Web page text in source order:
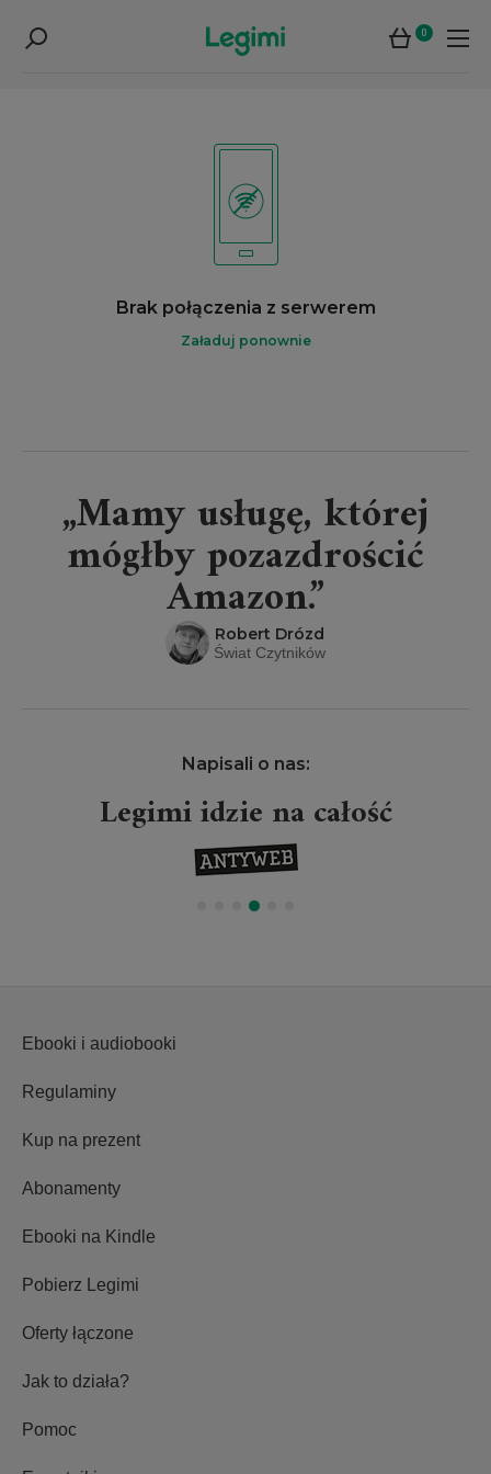
0
Brak połączenia z serwerem
Załaduj ponownie
„Mamy usługę, której
mógłby pozazdrościć
Amazon.”
Robert Drózd
Świat Czytników
Napisali o nas:
Legimi idzie na całość
Ebooki i audiobooki
Regulaminy
Kup na prezent
Abonamenty
Ebooki na Kindle
Pobierz Legimi
Oferty łączone
Jak to działa?
Pomoc